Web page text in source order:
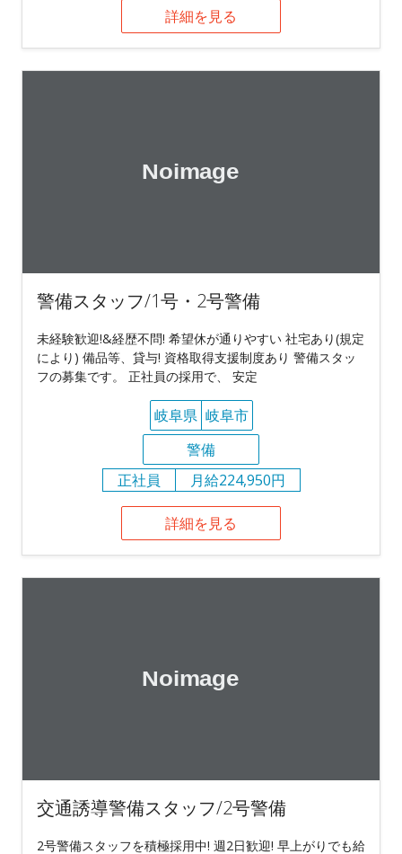
詳細を見る
警備スタッフ/1号・2号警備
未経験歓迎!&経歴不問! 希望休が通りやすい 社宅あり(規定
により) 備品等、貸与! 資格取得支援制度あり 警備スタッ
フの募集です。 正社員の採用で、 安定
岐阜県 岐阜市
警備
正社員
月給224,950円
詳細を見る
交通誘導警備スタッフ/2号警備
2号警備スタッフを積極採用中! 週2日歓迎! 早上がりでも給